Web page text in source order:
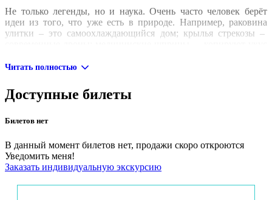
Не только легенды, но и наука. Очень часто человек берёт
идеи из того, что уже есть в природе. Например, раковина
улитки – это самоохлаждающийся дом; крылья стрекозы –
называется Бионикой и вы узнаете о том, как она влияет и ещё
На экскурсии вы узнаете:
как формировались фитогеографические разделы сада.
весной?
почему в Ботаническом саду так много деревьев из
Японии и как вырастить свой Бонсай;
Читать полностью
Доступные билеты
Билетов нет
В данный момент билетов нет, продажи скоро откроются
Уведомить меня!
Заказать индивидуальную экскурсию